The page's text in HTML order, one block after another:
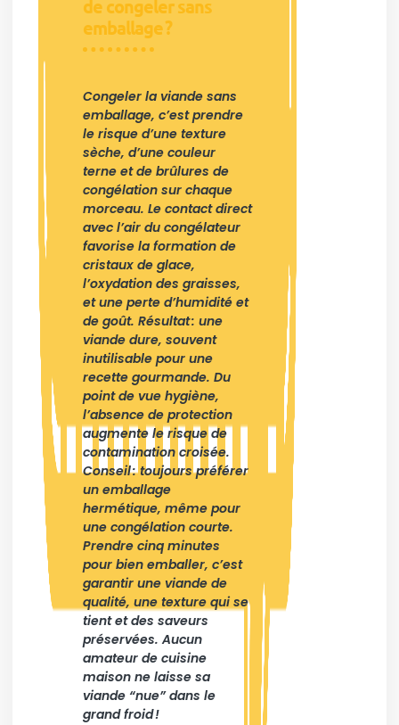
de congeler sans
emballage ?
Congeler la viande sans
emballage, c’est prendre
le risque d’une texture
sèche, d’une couleur
terne et de brûlures de
congélation sur chaque
morceau. Le contact direct
avec l’air du congélateur
favorise la formation de
cristaux de glace,
l’oxydation des graisses,
et une perte d’humidité et
de goût. Résultat : une
viande dure, souvent
inutilisable pour une
recette gourmande. Du
point de vue hygiène,
l’absence de protection
augmente le risque de
contamination croisée.
Conseil : toujours préférer
un emballage
hermétique, même pour
une congélation courte.
Prendre cinq minutes
pour bien emballer, c’est
garantir une viande de
qualité, une texture qui se
tient et des saveurs
préservées. Aucun
amateur de cuisine
maison ne laisse sa
viande “nue” dans le
grand froid !